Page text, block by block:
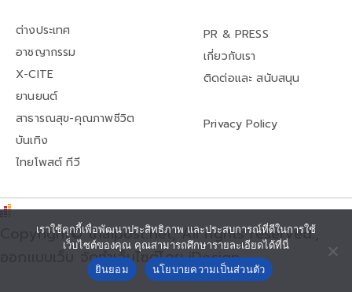
ต่างประเทศ
อาชญากรรม
X-CITE
ยานยนต์
สาธารณสุข-คุณภาพชีวิต
บันเทิง
ไทยโพสต์ ทีวี
PR & PRESS
เกี่ยวกับเรา
ติดต่อและ สนับสนุน
Privacy Policy
Copyright© thaipost.net, All rights reserved.,
ออกแบบเว็บ จัดทำเว็บไซต์โดย iDesign
เราใช้คุกกี้เพื่อพัฒนาประสิทธิภาพ และประสบการณ์ที่ดีในการใช้
เว็บไซต์ของคุณ คุณสามารถศึกษารายละเอียดได้ที่นี่
ยินยอม
นโยบายความเป็นส่วนตัว